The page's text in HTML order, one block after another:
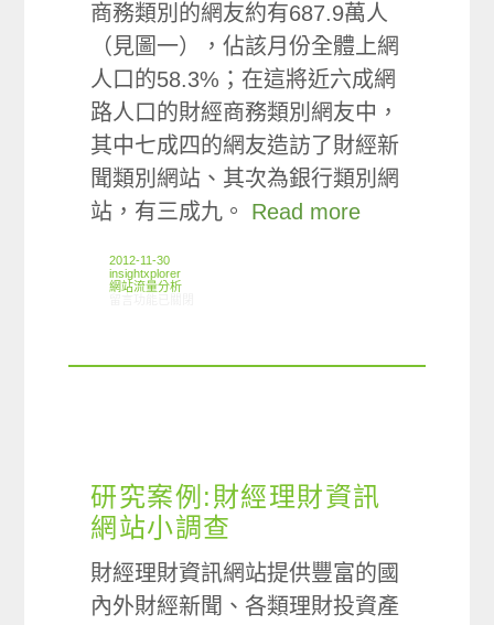
商務類別的網友約有687.9萬人
（見圖一），佔該月份全體上網
人口的58.3%；在這將近六成網
路人口的財經商務類別網友中，
其中七成四的網友造訪了財經新
聞類別網站、其次為銀行類別網
站，有三成九。 Read more
2012-11-30
insightxplorer
網站流量分析
研究案例:財經理財資訊
網站小調查
財經理財資訊網站提供豐富的國
內外財經新聞、各類理財投資產